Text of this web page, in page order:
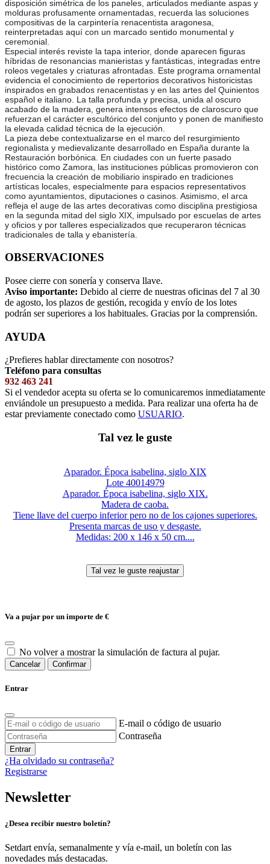
disposición simétrica de los paneles, articulados mediante aspas y
molduras profusamente ornamentadas, recuerda las soluciones
compositivas de la carpintería renacentista aragonesa,
reinterpretadas aquí con un marcado sentido monumental y
ceremonial.
Especial interés reviste la tapa interior, donde aparecen figuras
híbridas de resonancias manieristas y fantásticas, integradas entre
roleos vegetales y criaturas afrontadas. Este programa ornamental
evidencia el conocimiento de repertorios decorativos historicistas
inspirados en grabados renacentistas y en las artes del Quinientos
español e italiano. La talla profunda y precisa, unida al oscuro
acabado de la madera, genera intensos efectos de claroscuro que
refuerzan el carácter escultórico del conjunto y ponen de manifiesto
la elevada calidad técnica de la ejecución.
La pieza debe contextualizarse en el marco del resurgimiento
regionalista y medievalizante desarrollado en España durante la
Restauración borbónica. En ciudades con un fuerte pasado
histórico como Zamora, las instituciones públicas promovieron con
frecuencia la creación de mobiliario inspirado en tradiciones
artísticas locales, especialmente para espacios representativos
como ayuntamientos, diputaciones o casinos. Asimismo, el arca
refleja el auge de las artes decorativas como disciplina prestigiosa
en la segunda mitad del siglo XIX, impulsado por escuelas de artes
y oficios y por talleres especializados que recuperaron técnicas
tradicionales de talla y ebanistería.
OBSERVACIONES
Posee cierre con sonería y conserva llave.
Aviso importante: Debido al cierre de nuestras oficinas del 7 al 30
de agosto, los plazos de gestión, recogida y envío de los lotes
podrán ser superiores a los habituales. Gracias por la comprensión.
AYUDA
¿Prefieres hablar directamente con nosotros?
Teléfono para consultas
932 463 241
Si el vendedor acepta su oferta se lo comunicaremos inmediatamente
enviándole un presupuesto a medida. Para realizar una oferta ha de
estar previamente conectado como USUARIO.
Tal vez le guste
Aparador. Época isabelina, siglo XIX
Lote 40014979
Aparador. Época isabelina, siglo XIX.
Madera de caoba.
Tiene llave del cuerpo inferior pero no de los cajones superiores.
Presenta marcas de uso y desgaste.
Medidas: 200 x 146 x 50 cm....
Va a pujar por un importe de €
No volver a mostrar la simulación de factura al pujar.
Cancelar Confirmar
Entrar
E-mail o código de usuario
Contraseña
Entrar
¿Ha olvidado su contraseña?
Registrarse
Newsletter
¿Desea recibir nuestro boletín?
Setdart envía, semanalmente y vía e-mail, un boletín con las
novedades más destacadas.